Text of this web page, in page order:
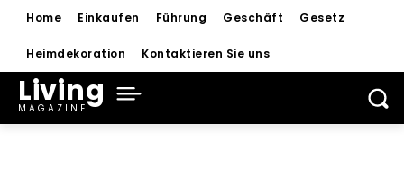
Home Einkaufen Führung Geschäft Gesetz
Heimdekoration Kontaktieren Sie uns
Living
MAGAZINE